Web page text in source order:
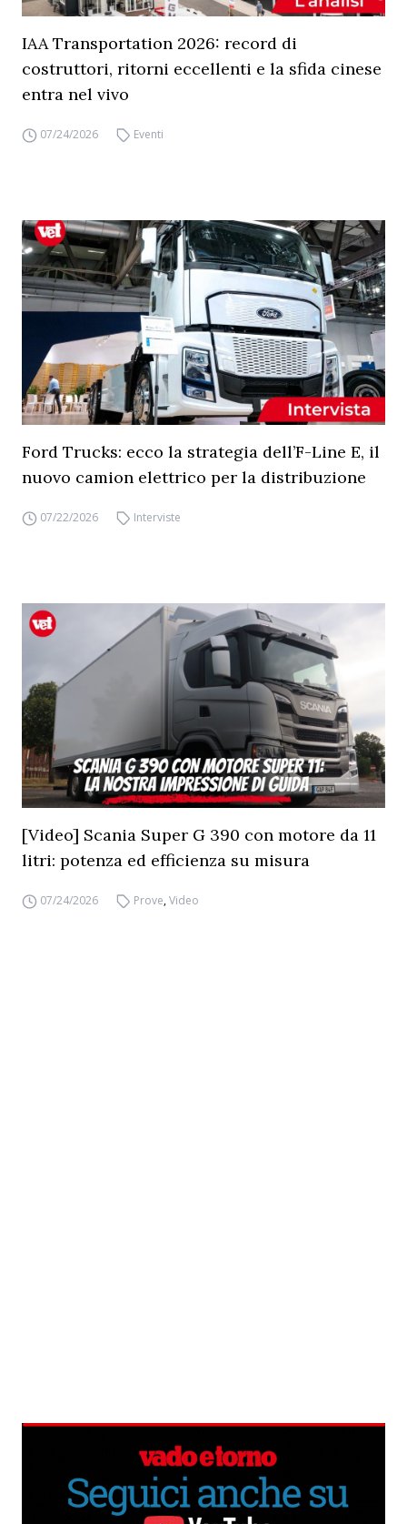
IAA Transportation 2026: record di
costruttori, ritorni eccellenti e la sfida cinese
entra nel vivo
07/24/2026 Eventi
Ford Trucks: ecco la strategia dell’F-Line E, il
nuovo camion elettrico per la distribuzione
07/22/2026 Interviste
[Video] Scania Super G 390 con motore da 11
litri: potenza ed efficienza su misura
07/24/2026 Prove,Video